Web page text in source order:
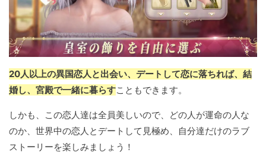
20人以上の異国恋人と出会い、デートして恋に落ちれば、結
婚し、宮殿で一緒に暮らすこともできます。
しかも、この恋人達は全員美しいので、どの人が運命の人な
のか、世界中の恋人とデートして見極め、自分達だけのラブ
ストーリーを楽しみましょう！